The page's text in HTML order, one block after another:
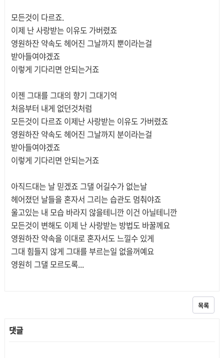
모든것이 다르죠.
이제 난 사랑받는 이유도 가버렸죠
영원하잔 약속도 헤어진 그날까지 뿐이라는걸
받아들여야겠죠
이렇게 기다리면 안되는거죠
이젠 그대를 그대의 향기 그대기억
처음부터 내게 없던것처럼
모든것이 다르죠 이제난 사랑받는 이유도 가버렸죠
영원하잔 약속도 헤어진 그날까지 분이라는걸
받아들여야겠죠
이렇게 기다리면 안되는거죠
아직드대는 날 믿겠죠 그댈 어길수가 없는날
헤어졌던 날들을 혼자서 그리는 습관도 멈춰야죠
울고있는 내 모습 바라지 않을테니깐 이건 아닐테니깐
모든것이 변해도 이제 난 사랑받는 방법도 바꿀께요
영원하잔 약속을 이대로 혼자서도 느낄수 있게
그대 힘들지 않게 그대를 부르는일 없을꺼예요
영원히 그댈 모르도록...
목록
댓글